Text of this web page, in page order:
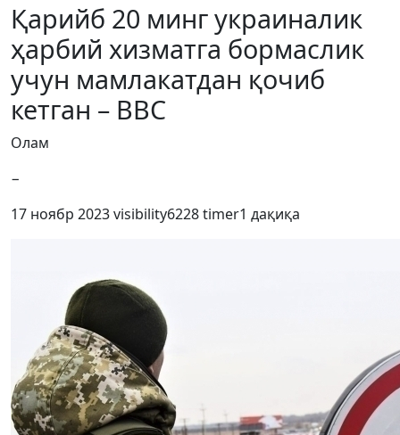
Қарийб 20 минг украиналик
ҳарбий хизматга бормаслик
учун мамлакатдан қочиб
кетган – BBC
Олам
−
17 ноябр 2023visibility6228timer1 дақиқа